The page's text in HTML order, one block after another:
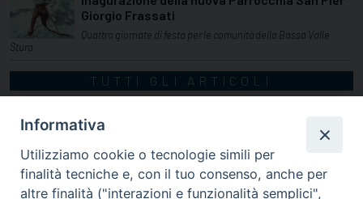
Giorgio Frassati
Quattro giornate di festa per le comunità della Bassa Valle
Stura
TUTTI GLI ARTICOLI
Informativa
Utilizziamo cookie o tecnologie simili per
finalità tecniche e, con il tuo consenso, anche per
altre finalità ("interazioni e funzionalità semplici",